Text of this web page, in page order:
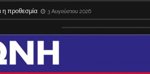
η προθεσμία 3 Αυγούστου 2026